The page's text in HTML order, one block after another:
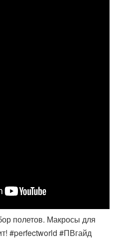
полетов. Макросы для
#perfectworld #ПВгайд